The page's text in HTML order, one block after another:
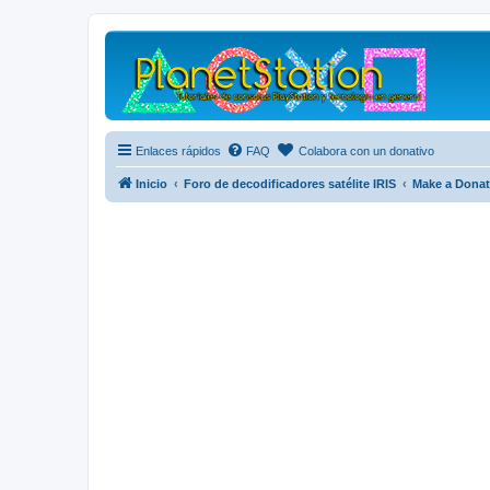
Enlaces rápidos FAQ Colabora con un donativo
Inicio Foro de decodificadores satélite IRIS Make a